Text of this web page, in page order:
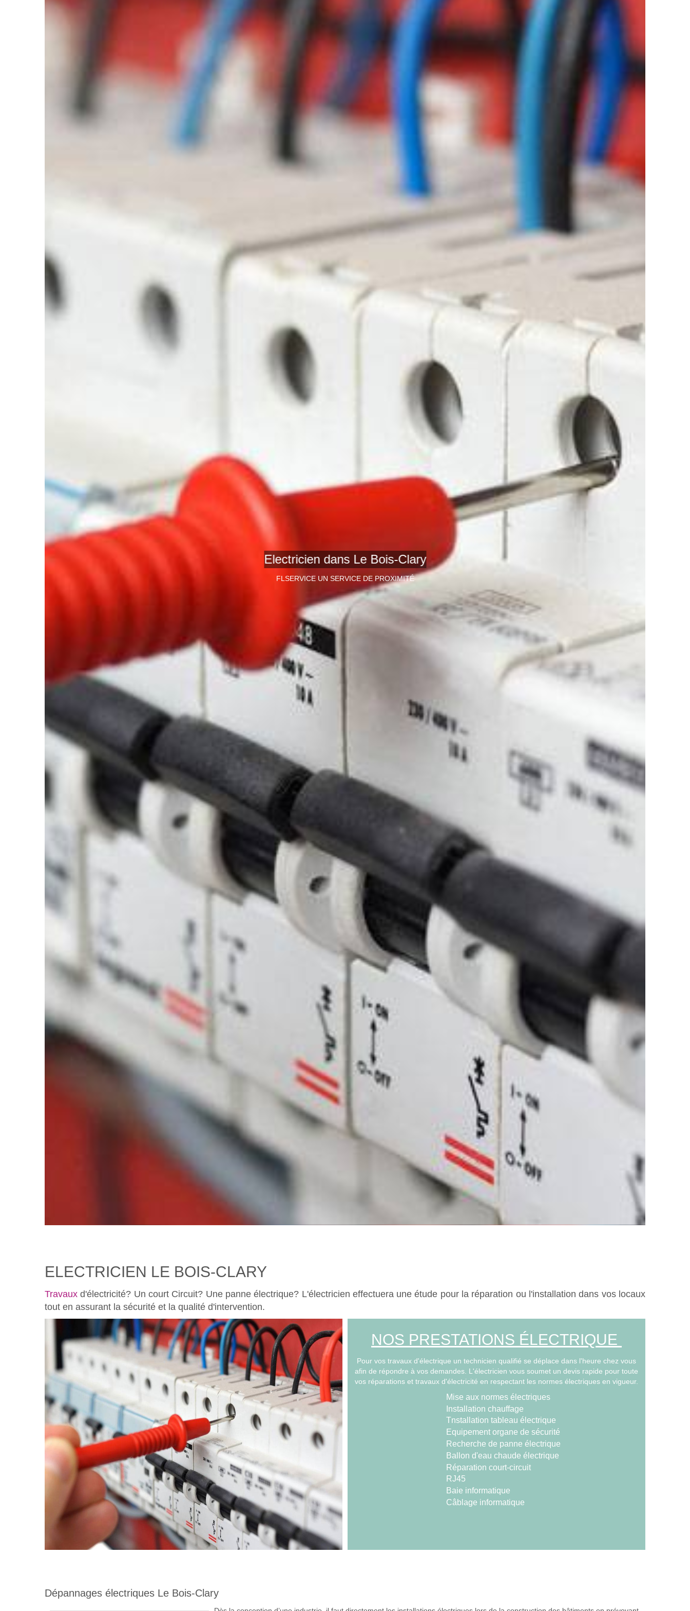
Electricien dans Le Bois-Clary
FLSERVICE UN SERVICE DE PROXIMITÉ
ELECTRICIEN LE BOIS-CLARY
Travaux d'électricité? Un court Circuit? Une panne électrique? L'électricien effectuera une étude pour la réparation ou l'installation dans vos locaux
tout en assurant la sécurité et la qualité d'intervention.
NOS PRESTATIONS ÉLECTRIQUE
Pour vos travaux d'électrique un technicien qualifié se déplace dans l'heure chez vous
afin de répondre à vos demandes. L'électricien vous soumet un devis rapide pour toute
vos réparations et travaux d'électricité en respectant les normes électriques en vigueur.
Mise aux normes électriques
Installation chauffage
Tnstallation tableau électrique
Equipement organe de sécurité
Recherche de panne électrique
Ballon d'eau chaude électrique
Réparation court-circuit
RJ45
Baie informatique
Câblage informatique
Dépannages électriques Le Bois-Clary